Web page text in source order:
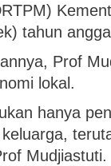
tahun
Prof
lokal.
hanya
Mudjiastuti.